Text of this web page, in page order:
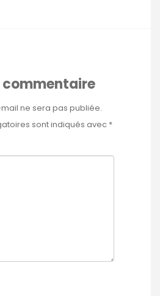
commentaire
ne sera pas publiée.
sont indiqués avec *